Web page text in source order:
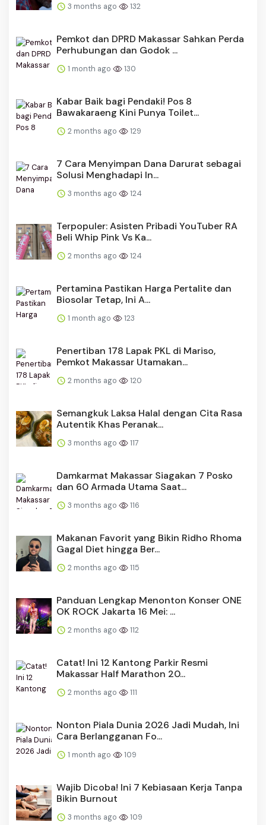
3 months ago 132
Pemkot dan DPRD Makassar Sahkan Perda
Perhubungan dan Godok ...
1 month ago 130
Kabar Baik bagi Pendaki! Pos 8
Bawakaraeng Kini Punya Toilet...
2 months ago 129
​​7 Cara Menyimpan Dana Darurat sebagai
Solusi Menghadapi In...
3 months ago 124
Terpopuler: Asisten Pribadi YouTuber RA
Beli Whip Pink Vs Ka...
2 months ago 124
Pertamina Pastikan Harga Pertalite dan
Biosolar Tetap, Ini A...
1 month ago 123
Penertiban 178 Lapak PKL di Mariso,
Pemkot Makassar Utamakan...
2 months ago 120
Semangkuk Laksa Halal dengan Cita Rasa
Autentik Khas Peranak...
3 months ago 117
Damkarmat Makassar Siagakan 7 Posko
dan 60 Armada Utama Saat...
3 months ago 116
Makanan Favorit yang Bikin Ridho Rhoma
Gagal Diet hingga Ber...
2 months ago 115
Panduan Lengkap Menonton Konser ONE
OK ROCK Jakarta 16 Mei: ...
2 months ago 112
Catat! Ini 12 Kantong Parkir Resmi
Makassar Half Marathon 20...
2 months ago 111
Nonton Piala Dunia 2026 Jadi Mudah, Ini
Cara Berlangganan Fo...
1 month ago 109
Wajib Dicoba! Ini 7 Kebiasaan Kerja Tanpa
Bikin Burnout
3 months ago 109